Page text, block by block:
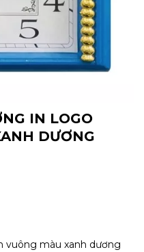
IN LOGO
DƯƠNG
màu xanh dương